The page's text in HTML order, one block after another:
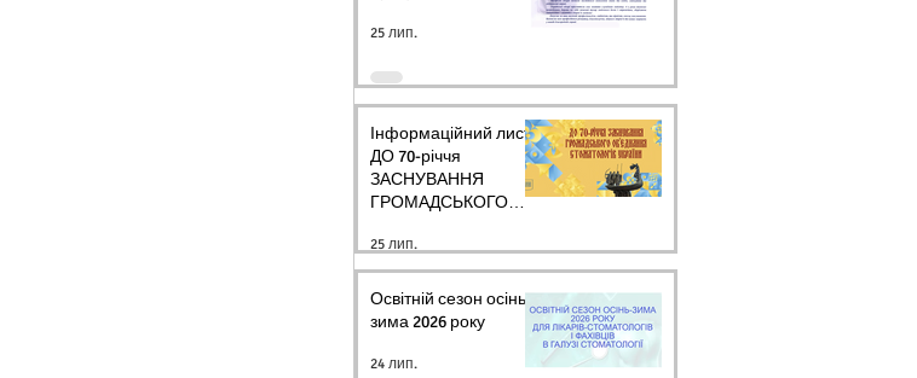
25 лип.
Інформаційний лист
ДО 70-річчя
ЗАСНУВАННЯ
ГРОМАДСЬКОГО
СТОМАТОЛОГІВ
УКРАЇНИ
25 лип.
Освітній сезон осінь-
зима 2026 року
24 лип.